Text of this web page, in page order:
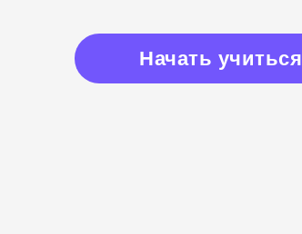
Начать учиться